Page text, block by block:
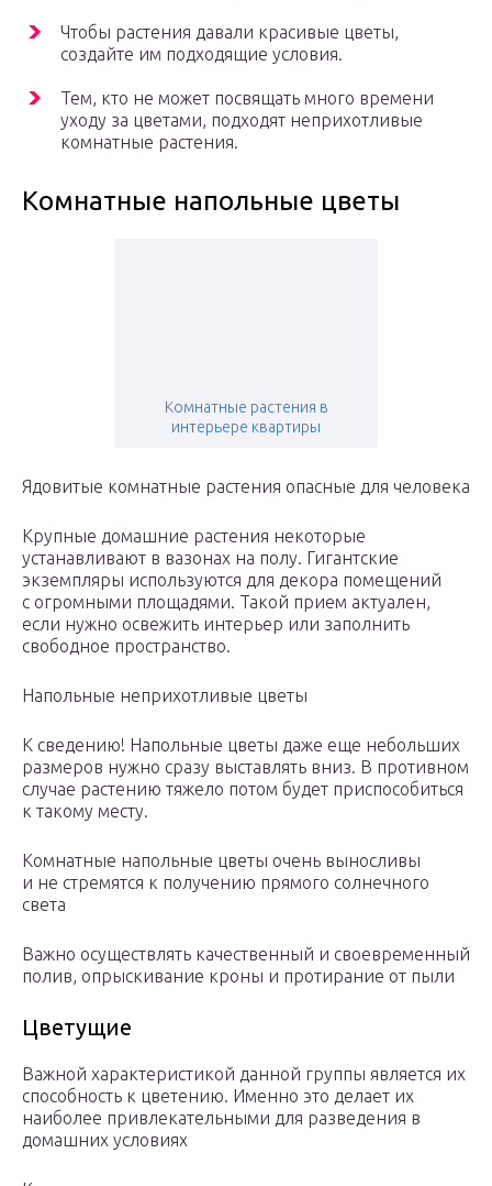
Чтобы растения давали красивые цветы,
создайте им подходящие условия.
Тем, кто не может посвящать много времени
уходу за цветами, подходят неприхотливые
комнатные растения.
Комнатные напольные цветы
Комнатные растения в
интерьере квартиры
Ядовитые комнатные растения опасные для человека
Крупные домашние растения некоторые
устанавливают в вазонах на полу. Гигантские
экземпляры используются для декора помещений
с огромными площадями. Такой прием актуален,
если нужно освежить интерьер или заполнить
свободное пространство.
Напольные неприхотливые цветы
К сведению! Напольные цветы даже еще небольших
размеров нужно сразу выставлять вниз. В противном
случае растению тяжело потом будет приспособиться
к такому месту.
Комнатные напольные цветы очень выносливы
и не стремятся к получению прямого солнечного
света
Важно осуществлять качественный и своевременный
полив, опрыскивание кроны и протирание от пыли
Цветущие
Важной характеристикой данной группы является их
способность к цветению. Именно это делает их
наиболее привлекательными для разведения в
домашних условиях